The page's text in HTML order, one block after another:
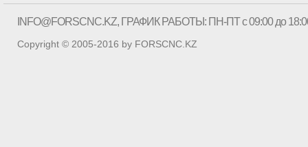
INFO@FORSCNC.KZ, ГРАФИК РАБОТЫ: ПН-ПТ с 09:00 до
Copyright © 2005-2016 by FORSCNC.KZ